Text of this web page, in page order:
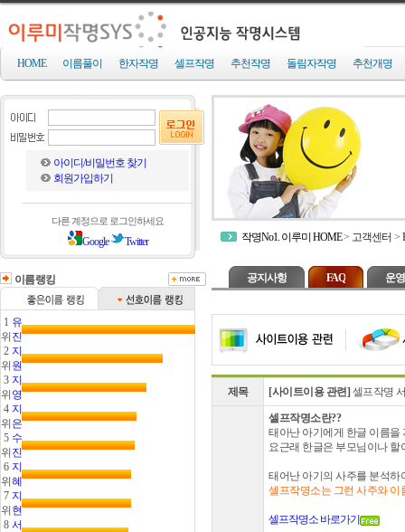
HOME 이름풀이 한자작명 셀프작명 추천작명 돌림자작명 추천개명
아이디/비밀번호 찾기
회원가입하기
다른 계정으로 로그인하세요
Google Twitter
이름랭킹
1
위
유
진
2
위
지
원
3
위
지
영
4
위
지
은
5
위
수
진
6
위
지
혜
7
위
지
현
8 서
작명No1. 이루미 HOME> 고객센터 >
공지사항 FAQ 운
제목 [사이트이용 관련] 셀프작명
셀프작명소란??
태아난 아기에게 한글 이름을
요근래 한글은 부모님이나
태어난 아기의 사주를 분석하
셀프작명소는 그런 사주와 이
셀프작명소 바로가기